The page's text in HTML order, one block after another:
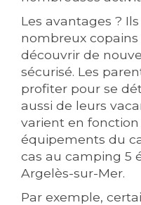
Les avantages ?
nombreux
découvrir de
sécurisé. Les
profiter pour se
aussi de leurs
varient en
équipements du
cas au camping 5
Argelès-sur-Mer.
Par exemple,